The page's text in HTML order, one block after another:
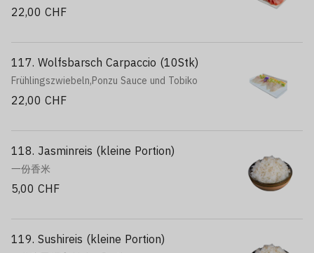
22,00 CHF
117. Wolfsbarsch Carpaccio (10Stk)
Frühlingszwiebeln,Ponzu Sauce und Tobiko
22,00 CHF
118. Jasminreis (kleine Portion)
一份香米
5,00 CHF
119. Sushireis (kleine Portion)